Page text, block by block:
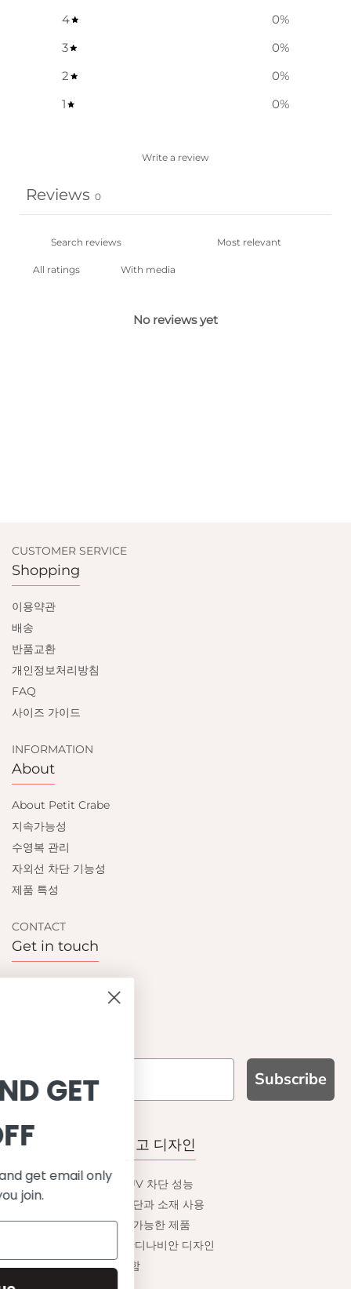
4
0%
3
0%
2
0%
1
0%
Write a review
Reviews 0
With media
No reviews yet
CUSTOMER SERVICE
Shopping
이용약관
배송
반품교환
개인정보처리방침
FAQ
사이즈 가이드
INFORMATION
About
About Petit Crabe
지속가능성
수영복 관리
자외선 차단 기능성
제품 특성
CONTACT
Get in touch
Become a retailer
Subscribe
WHY CHOOSE US?
기능성과 품질, 그리고 디자인
UPF 50+ 최고 수준 UV 차단 성능
이탈리아산 최고급 원단과 소재 사용
환경을 생각하는 지속가능한 제품
유럽에서 생산된, 스칸디나비안 디자인
스타일리시함과 정교함
UP AND GET
10% OFF
on your first order and get email only
offers when you join.